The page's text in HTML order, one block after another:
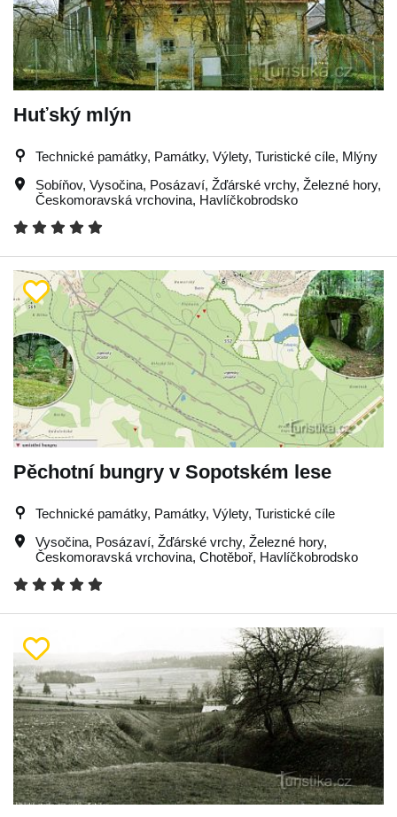
Huťský mlýn
Technické památky, Památky, Výlety, Turistické cíle, Mlýny
Sobíňov, Vysočina, Posázaví, Žďárské vrchy, Železné hory,
Českomoravská vrchovina, Havlíčkobrodsko
Pěchotní bungry v Sopotském lese
Technické památky, Památky, Výlety, Turistické cíle
Vysočina, Posázaví, Žďárské vrchy, Železné hory,
Českomoravská vrchovina, Chotěboř, Havlíčkobrodsko